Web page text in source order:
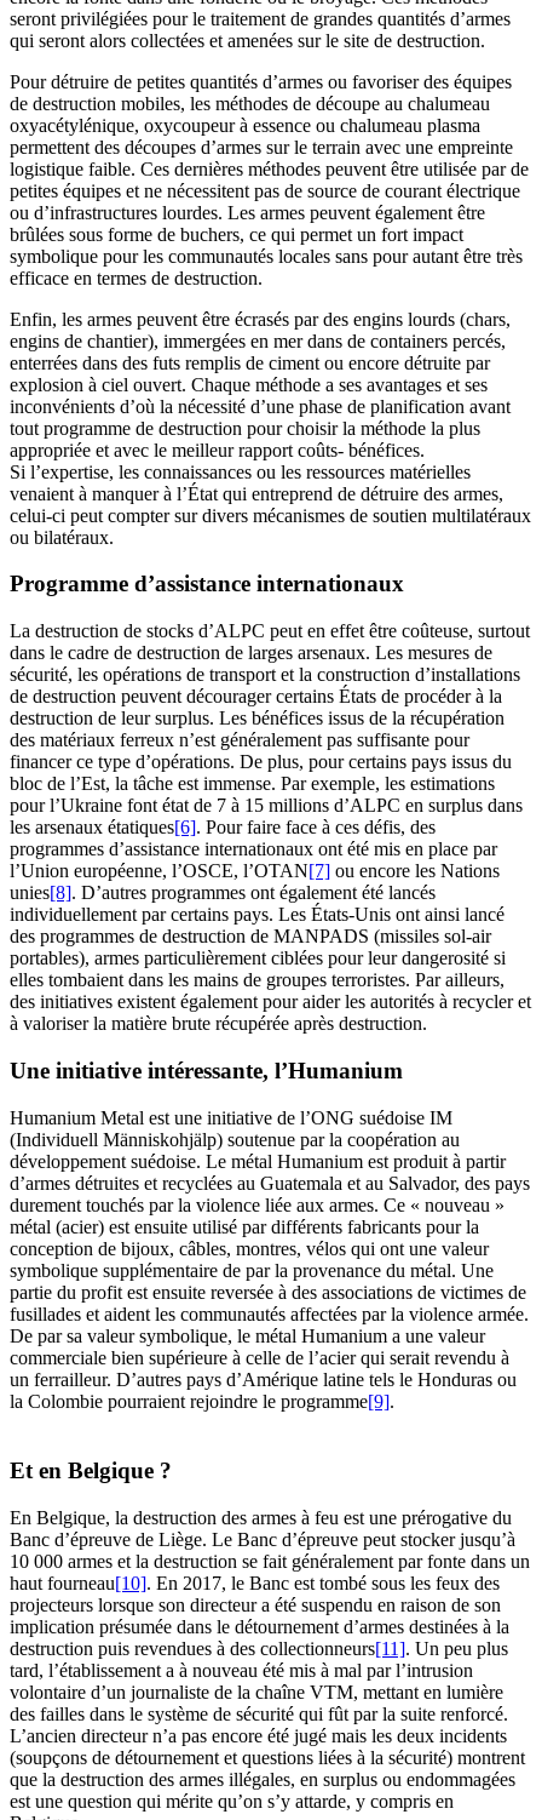
seront privilégiées pour le traitement de grandes quantités d’armes
qui seront alors collectées et amenées sur le site de destruction.
Pour détruire de petites quantités d’armes ou favoriser des équipes
de destruction mobiles, les méthodes de découpe au chalumeau
oxyacétylénique, oxycoupeur à essence ou chalumeau plasma
permettent des découpes d’armes sur le terrain avec une empreinte
logistique faible. Ces dernières méthodes peuvent être utilisée par de
petites équipes et ne nécessitent pas de source de courant électrique
ou d’infrastructures lourdes. Les armes peuvent également être
brûlées sous forme de buchers, ce qui permet un fort impact
symbolique pour les communautés locales sans pour autant être très
efficace en termes de destruction.
Enfin, les armes peuvent être écrasés par des engins lourds (chars,
engins de chantier), immergées en mer dans de containers percés,
enterrées dans des futs remplis de ciment ou encore détruite par
explosion à ciel ouvert. Chaque méthode a ses avantages et ses
inconvénients d’où la nécessité d’une phase de planification avant
tout programme de destruction pour choisir la méthode la plus
appropriée et avec le meilleur rapport coûts- bénéfices.
Si l’expertise, les connaissances ou les ressources matérielles
venaient à manquer à l’État qui entreprend de détruire des armes,
celui-ci peut compter sur divers mécanismes de soutien multilatéraux
ou bilatéraux.
Programme d’assistance internationaux
La destruction de stocks d’ALPC peut en effet être coûteuse, surtout
dans le cadre de destruction de larges arsenaux. Les mesures de
sécurité, les opérations de transport et la construction d’installations
de destruction peuvent décourager certains États de procéder à la
destruction de leur surplus. Les bénéfices issus de la récupération
des matériaux ferreux n’est généralement pas suffisante pour
financer ce type d’opérations. De plus, pour certains pays issus du
bloc de l’Est, la tâche est immense. Par exemple, les estimations
pour l’Ukraine font état de 7 à 15 millions d’ALPC en surplus dans
les arsenaux étatiques[6]. Pour faire face à ces défis, des
programmes d’assistance internationaux ont été mis en place par
l’Union européenne, l’OSCE, l’OTAN[7] ou encore les Nations
unies[8]. D’autres programmes ont également été lancés
individuellement par certains pays. Les États-Unis ont ainsi lancé
des programmes de destruction de MANPADS (missiles sol-air
portables), armes particulièrement ciblées pour leur dangerosité si
elles tombaient dans les mains de groupes terroristes. Par ailleurs,
des initiatives existent également pour aider les autorités à recycler et
à valoriser la matière brute récupérée après destruction.
Une initiative intéressante, l’Humanium
Humanium Metal est une initiative de l’ONG suédoise IM
(Individuell Människohjälp) soutenue par la coopération au
développement suédoise. Le métal Humanium est produit à partir
d’armes détruites et recyclées au Guatemala et au Salvador, des pays
durement touchés par la violence liée aux armes. Ce « nouveau »
métal (acier) est ensuite utilisé par différents fabricants pour la
conception de bijoux, câbles, montres, vélos qui ont une valeur
symbolique supplémentaire de par la provenance du métal. Une
partie du profit est ensuite reversée à des associations de victimes de
fusillades et aident les communautés affectées par la violence armée.
De par sa valeur symbolique, le métal Humanium a une valeur
commerciale bien supérieure à celle de l’acier qui serait revendu à
un ferrailleur. D’autres pays d’Amérique latine tels le Honduras ou
la Colombie pourraient rejoindre le programme[9].
Et en Belgique ?
En Belgique, la destruction des armes à feu est une prérogative du
Banc d’épreuve de Liège. Le Banc d’épreuve peut stocker jusqu’à
10 000 armes et la destruction se fait généralement par fonte dans un
haut fourneau[10]. En 2017, le Banc est tombé sous les feux des
projecteurs lorsque son directeur a été suspendu en raison de son
implication présumée dans le détournement d’armes destinées à la
destruction puis revendues à des collectionneurs[11]. Un peu plus
tard, l’établissement a à nouveau été mis à mal par l’intrusion
volontaire d’un journaliste de la chaîne VTM, mettant en lumière
des failles dans le système de sécurité qui fût par la suite renforcé.
L’ancien directeur n’a pas encore été jugé mais les deux incidents
(soupçons de détournement et questions liées à la sécurité) montrent
que la destruction des armes illégales, en surplus ou endommagées
est une question qui mérite qu’on s’y attarde, y compris en